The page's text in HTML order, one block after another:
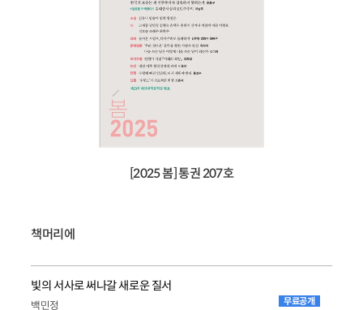
[2025 봄] 통권 207호
책머리에
빛의 서사로 써나갈 새로운 질서
백민정 무료공개